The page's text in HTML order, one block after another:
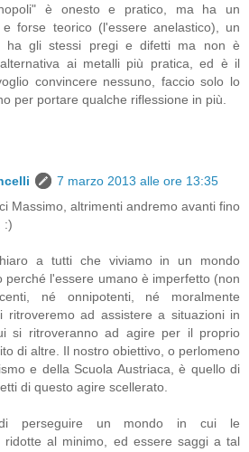
è onesto e pratico, ma ha un
e forse teorico (l'essere anelastico), un
ha gli stessi pregi e difetti ma non è
ai metalli più pratica, ed è il
convincere nessuno, faccio solo lo
per portare qualche riflessione in più.
7 marzo 2013 alle ore 13:35
Massimo, altrimenti andremo avanti fino
:)
a tutti che viviamo in un mondo
perché l'essere umano è imperfetto (non
né onnipotenti, né moralmente
ritroveremo ad assistere a situazioni in
si ritroveranno ad agire per il proprio
di altre. Il nostro obiettivo, o perlomeno
e della Scuola Austriaca, è quello di
di questo agire scellerato.
perseguire un mondo in cui le
ridotte al minimo, ed essere saggi a tal